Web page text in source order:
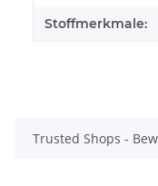
Stoffmerkmale:
Trusted Shops -